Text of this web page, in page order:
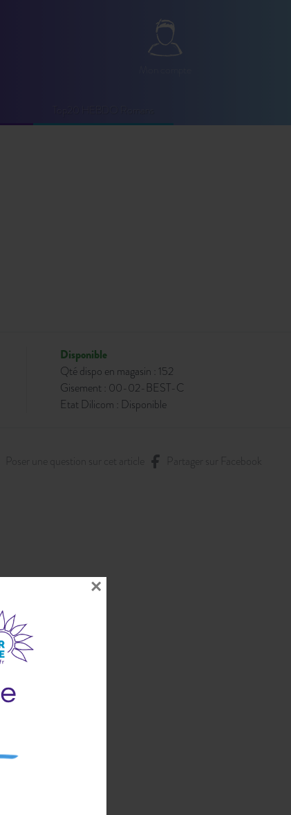
×
Mon compte
Disponible
Qté dispo en magasin : 152
Gisement : 00-02-BEST-C
Etat Dilicom : Disponible
Poser une question sur cet article Partager sur Facebook